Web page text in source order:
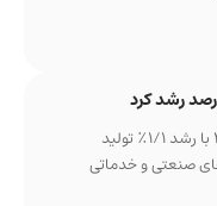
اقتصاد نیوزیلند در سه‌ماهه سپتامبر ۲۰۲۵ با رشد ۱/۱٪ تولید
و خدماتی